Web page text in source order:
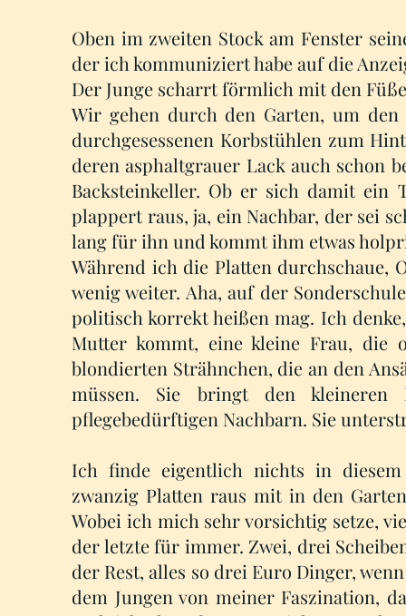
Oben im zweiten Stock am Fenster
der ich kommuniziert habe auf die
Der Junge scharrt förmlich mit den
Wir gehen durch den Garten, um
durchgesessenen Korbstühlen zum
deren asphaltgrauer Lack auch schon
Backsteinkeller. Ob er sich damit ein
plappert raus, ja, ein Nachbar, der sei
lang für ihn und kommt ihm etwas
Während ich die Platten durchschaue,
wenig weiter. Aha, auf der
politisch korrekt heißen mag. Ich
Mutter kommt, eine kleine Frau, die
blondierten Strähnchen, die an den
müssen. Sie bringt den
pflegebedürftigen Nachbarn. Sie
Ich finde eigentlich nichts in diesem
zwanzig Platten raus mit in den
Wobei ich mich sehr vorsichtig setze,
der letzte für immer. Zwei, drei
der Rest, alles so drei Euro Dinger,
dem Jungen von meiner Faszination,